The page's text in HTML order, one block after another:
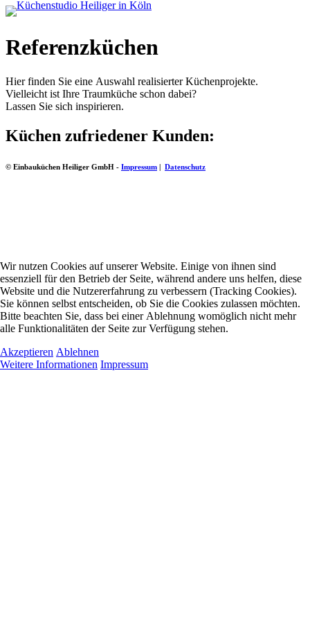
Referenzküchen
Hier finden Sie eine Auswahl realisierter Küchenprojekte.
Vielleicht ist Ihre Traumküche schon dabei?
Lassen Sie sich inspirieren.
Küchen zufriedener Kunden:
© Einbauküchen Heiliger GmbH - Impressum | Datenschutz
Wir nutzen Cookies auf unserer Website. Einige von ihnen sind
essenziell für den Betrieb der Seite, während andere uns helfen, diese
Website und die Nutzererfahrung zu verbessern (Tracking Cookies).
Sie können selbst entscheiden, ob Sie die Cookies zulassen möchten.
Bitte beachten Sie, dass bei einer Ablehnung womöglich nicht mehr
alle Funktionalitäten der Seite zur Verfügung stehen.
Akzeptieren Ablehnen
Weitere Informationen Impressum